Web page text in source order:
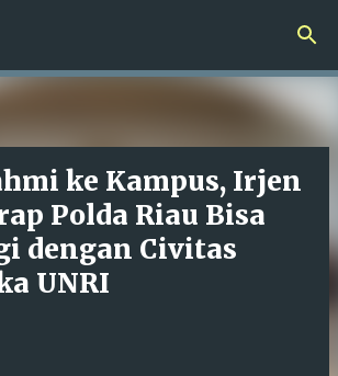
ke Kampus, Irjen
Polda Riau Bisa
dengan Civitas
UNRI